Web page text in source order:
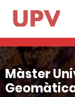
al
contingut
Màster